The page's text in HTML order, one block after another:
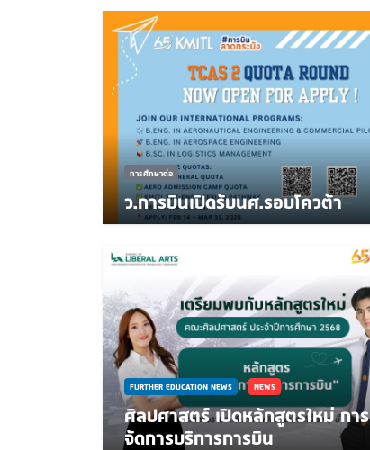
การศึกษาต่อ
ว.การบินเปิดรับนศ.รอบโควต้า
FURTHER EDUCATION NEWS NEWS
ศิลปศาสตร์ เปิดหลักสูตรใหม่ การ
จัดการบริการการบิน